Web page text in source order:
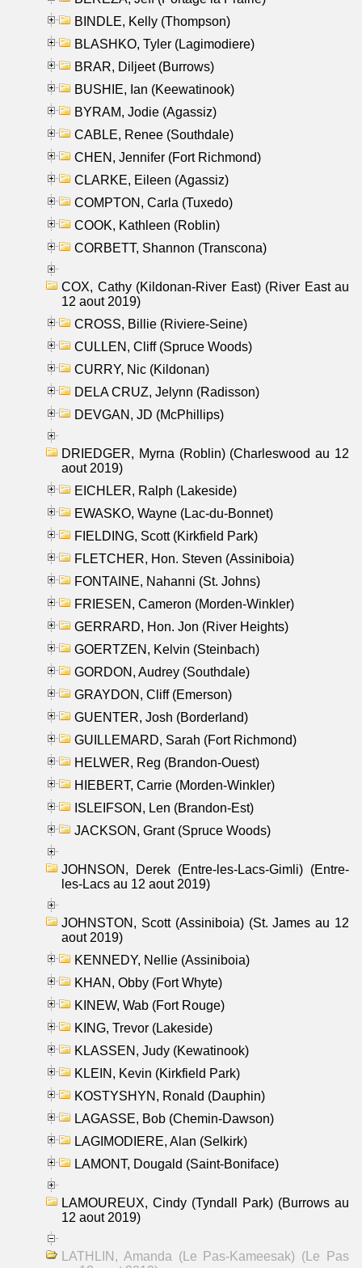
BINDLE, Kelly (Thompson)
BLASHKO, Tyler (Lagimodiere)
BRAR, Diljeet (Burrows)
BUSHIE, Ian (Keewatinook)
BYRAM, Jodie (Agassiz)
CABLE, Renee (Southdale)
CHEN, Jennifer (Fort Richmond)
CLARKE, Eileen (Agassiz)
COMPTON, Carla (Tuxedo)
COOK, Kathleen (Roblin)
CORBETT, Shannon (Transcona)
COX, Cathy (Kildonan-River East) (River East au
12 aout 2019)
CROSS, Billie (Riviere-Seine)
CULLEN, Cliff (Spruce Woods)
CURRY, Nic (Kildonan)
DELA CRUZ, Jelynn (Radisson)
DEVGAN, JD (McPhillips)
DRIEDGER, Myrna (Roblin) (Charleswood au 12
aout 2019)
EICHLER, Ralph (Lakeside)
EWASKO, Wayne (Lac-du-Bonnet)
FIELDING, Scott (Kirkfield Park)
FLETCHER, Hon. Steven (Assiniboia)
FONTAINE, Nahanni (St. Johns)
FRIESEN, Cameron (Morden-Winkler)
GERRARD, Hon. Jon (River Heights)
GOERTZEN, Kelvin (Steinbach)
GORDON, Audrey (Southdale)
GRAYDON, Cliff (Emerson)
GUENTER, Josh (Borderland)
GUILLEMARD, Sarah (Fort Richmond)
HELWER, Reg (Brandon-Ouest)
HIEBERT, Carrie (Morden-Winkler)
ISLEIFSON, Len (Brandon-Est)
JACKSON, Grant (Spruce Woods)
JOHNSON, Derek (Entre-les-Lacs-Gimli) (Entre-
les-Lacs au 12 aout 2019)
JOHNSTON, Scott (Assiniboia) (St. James au 12
aout 2019)
KENNEDY, Nellie (Assiniboia)
KHAN, Obby (Fort Whyte)
KINEW, Wab (Fort Rouge)
KING, Trevor (Lakeside)
KLASSEN, Judy (Kewatinook)
KLEIN, Kevin (Kirkfield Park)
KOSTYSHYN, Ronald (Dauphin)
LAGASSE, Bob (Chemin-Dawson)
LAGIMODIERE, Alan (Selkirk)
LAMONT, Dougald (Saint-Boniface)
LAMOUREUX, Cindy (Tyndall Park) (Burrows au
12 aout 2019)
LATHLIN, Amanda (Le Pas-Kameesak) (Le Pas